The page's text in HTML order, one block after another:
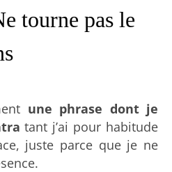
tourne pas le
une phrase dont je
tant j’ai pour habitude
juste parce que je ne